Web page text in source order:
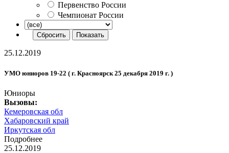
Первенство России
Чемпионат России
25.12.2019
УМО юниоров 19-22 ( г. Красноярск 25 декабря 2019 г. )
Юниоры
Вызовы:
Кемеровская обл
Хабаровский край
Иркутская обл
Подробнее
25.12.2019